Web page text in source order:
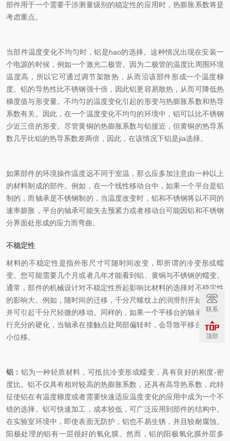
部件用于一个需要干涉测量级别的稳定性的应用时，热膨胀系数将是
考虑重点。
当部件温度变化不均匀时，铝是hao的选择。这种情况出现在安装一
个电源的时候，例如一个激光二极管。因为二极管的温度比周围环境
温度高，所以它可通过调节架散热，从而沿该部件形成一个温度梯
度。铝的导热性比不锈钢强十倍，因此铝更容易散热，从而可降低热
梯度值与形变量。不均匀的温度变化引起的形变与热膨胀系数和热导
系数有关。因此，在一个温度变化不均匀的环境中，铝可以比不锈钢
少近三倍的形变。尽管黄铜的热膨胀系数与铝接近，但黄铜的热导系
数几乎比铝的热导系数差两倍，因此，在该情况下铝是jia选择。
如果部件的环境操作温度远不同于室温，那么应多加注意由一种以上
的材料制成的部件。例如，在一个线性移动台中，如果一个平台是铝
制的，而轴承是不锈钢制的，当温度改变时，铝和不锈钢将以不同的
速率膨胀，平台的轴承可能失去预紧力或者移动台可能因铝和不锈钢
分界面处形成的应力而弯曲。
不稳定性
材料的不稳定性是指外形尺寸可随时间改变，即所谓的冷变形或蠕
变。您可能需要几个月或者几年才能看到铝、黄铜与不锈钢的蠕变。
通常，部件的机械设计对不稳定性所起影响比材料的选择对不稳定性
的影响大。例如，随时间的迁移，千分尺螺纹上的润滑剂开始移动，
并可引起千分尺轻微的移动。同样的，如果一个平移台的轴承没有进
行充分的硬化，当轴承在接触点处局部偏转时，会导致平移台发生微
小位移。
铝： 铝为一种轻质材料，可抵抗冷变形或蠕变，具有良好的刚度-密
度比。铝不仅具有相对较高的热膨胀系数，还具有高导热系数，此特
征使铝在有温度梯度或者需要快速适应温度变化的应用中成为一个不
错的选择。铝可快速加工，成本较低，可广泛应用到部件的结构中。
在实验室环境中，即使表面无防护，铝也不易生锈，并且较耐腐蚀。
阳极处理的铝有一层很好的氧化膜。然而，铝的阳极氧化膜外层多
联系
顶部